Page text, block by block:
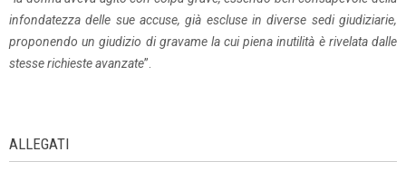
infondatezza delle sue accuse, già escluse in diverse sedi giudiziarie,
proponendo un giudizio di gravame la cui piena inutilità è rivelata dalle
stesse richieste avanzate”.
ALLEGATI